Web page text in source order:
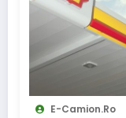
E-Camion.ro